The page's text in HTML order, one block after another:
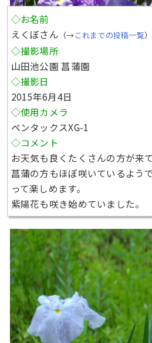
◇お名前
えくぼさん （→これまでの投稿一覧）
◇撮影場所
山田池公園 菖蒲園
◇撮影日
2015年6月4日
◇使用カメラ
ペンタックスXG-1
◇コメント
お天気も良くたくさんの方が来
菖蒲の方もほぼ咲いているよう
って楽しめます。
紫陽花も咲き始めていました。